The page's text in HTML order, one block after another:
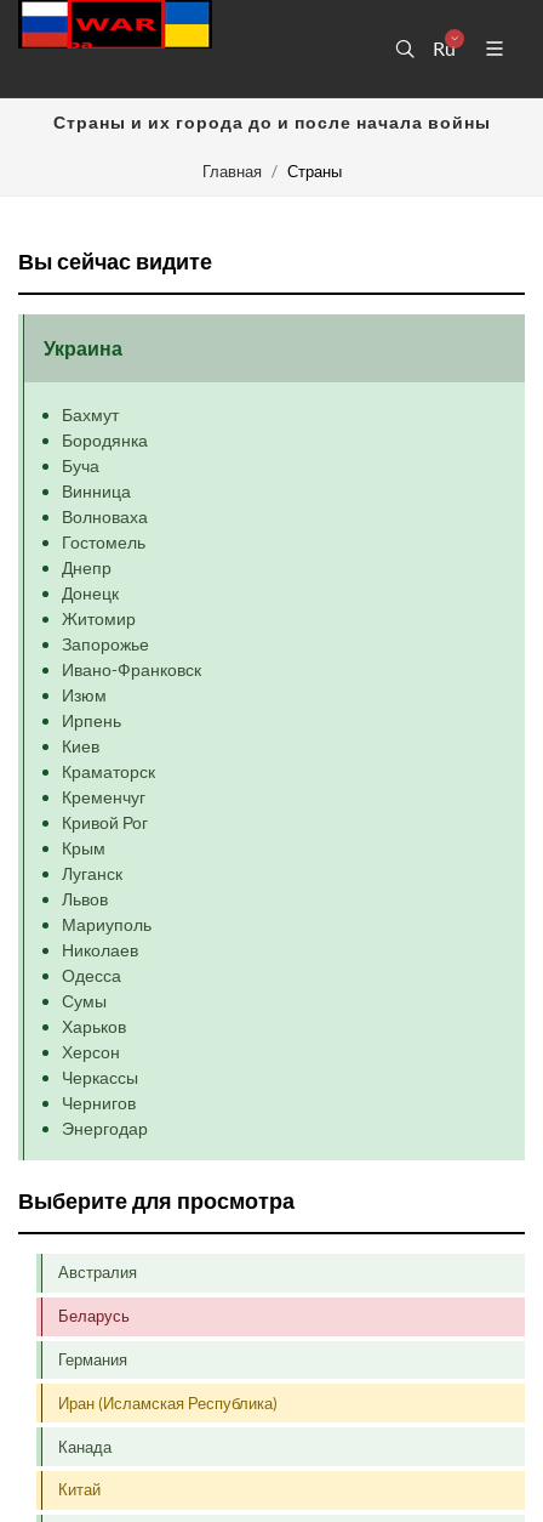
Ru
Страны и их города до и после начала войны
Главная Страны
Вы сейчас видите
Украина
Бахмут
Бородянка
Буча
Винница
Волноваха
Гостомель
Днепр
Донецк
Житомир
Запорожье
Ивано-Франковск
Изюм
Ирпень
Киев
Краматорск
Кременчуг
Кривой Рог
Крым
Луганск
Львов
Мариуполь
Николаев
Одесса
Сумы
Харьков
Херсон
Черкассы
Чернигов
Энергодар
Выберите для просмотра
Австралия
Беларусь
Германия
Иран (Исламская Республика)
Канада
Китай